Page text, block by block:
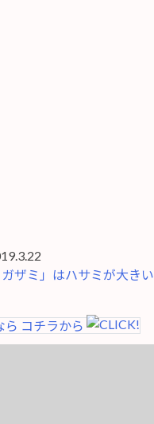
ザミ」はハサミが大きい
ら コチラから